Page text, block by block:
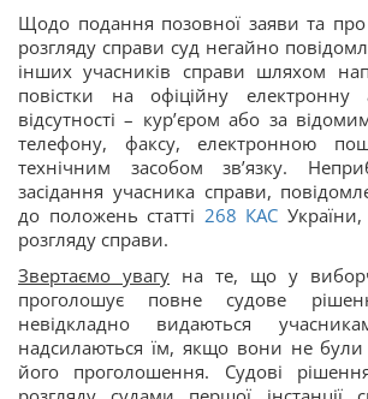
Щодо подання позовної заяви та про
розгляду справи суд негайно
інших учасників справи шляхом
повістки на офіційну
відсутності – кур’єром або за
телефону, факсу, електронною
технічним засобом зв’язку.
засідання учасника справи,
до положень статті 268 КАС
розгляду справи.
Звертаємо увагу на те, що у
проголошує повне судове
невідкладно видаються
надсилаються їм, якщо вони не були
його проголошення. Судові